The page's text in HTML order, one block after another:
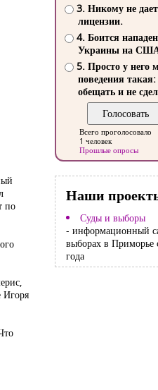
по
Игоря
3. Никому не
лицензии.
4. Боится
Украины на
5. Просто у него
поведения такая:
обещать и не
Всего проголосовало
1 человек
Прошлые опросы
Наши
Суды и выборы
- информационный
выборах в Приморье
года